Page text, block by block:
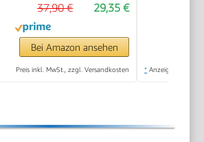
20 mm/Sek.
Druckgeschwindigkeit)
29,35 €
37,90 €
Bei Amazon ansehen
Preis inkl. MwSt., zzgl. Versandkosten * Anzeige